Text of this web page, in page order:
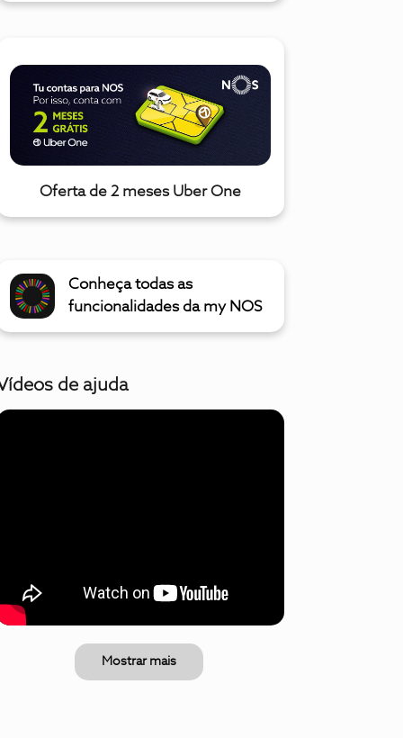
Oferta de 2 meses Uber One
Conheça todas as
funcionalidades da my NOS
de ajuda
Mostrar mais